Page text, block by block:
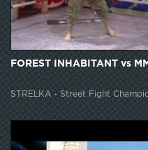
FOREST INHABITANT vs
STRELKA - Street Fight